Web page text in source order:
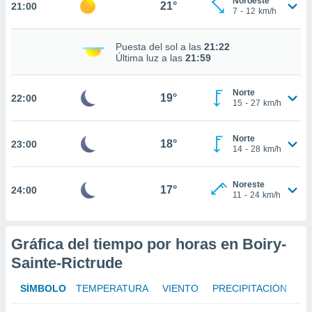
como
IP
a lo que
Para
su
u
21:00 21°
7 - 12 km/h
Puesta del sol a las 21:22
Última luz a las 21:59
22:00 19°
Norte
15 - 27 km/h
23:00 18°
Norte
14 - 28 km/h
24:00 17°
Noreste
11 - 24 km/h
Gráfica del tiempo por horas en Boiry-
Sainte-Rictrude
SÍMBOLO TEMPERATURA VIENTO PRECIPITACIÓN